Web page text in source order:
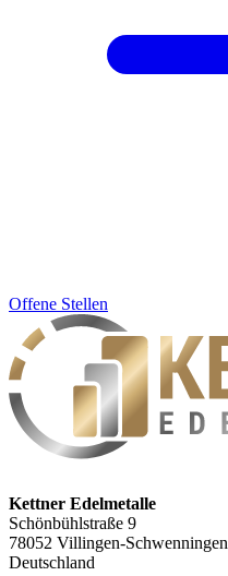
Offene Stellen
Kettner Edelmetalle
Schönbühlstraße 9
78052 Villingen-Schwenningen
Deutschland